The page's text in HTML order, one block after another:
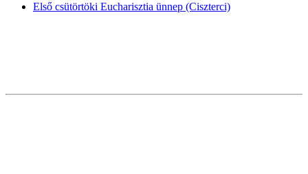
Első csütörtöki Eucharisztia ünnep (Ciszterci)